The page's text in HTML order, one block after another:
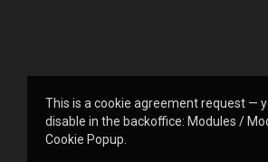
This is a cookie agreement request —
disable in the backoffice: Modules /
Cookie Popup.